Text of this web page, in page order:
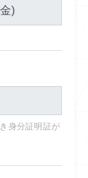
身分証明証が